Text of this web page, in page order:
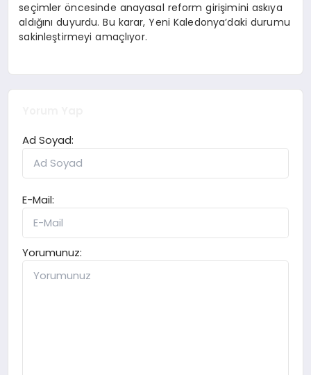
seçimler öncesinde anayasal reform girişimini askıya
aldığını duyurdu. Bu karar, Yeni Kaledonya’daki durumu
sakinleştirmeyi amaçlıyor.
Ad Soyad:
E-Mail:
Yorumunuz: